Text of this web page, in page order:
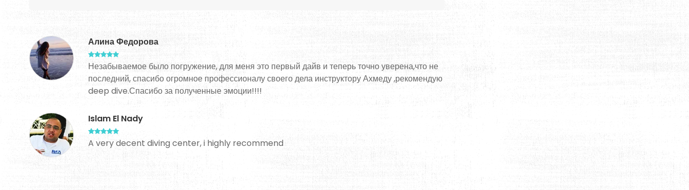
Алина Федорова
Незабываемое было погружение, для меня это первый дайв и теперь точно уверена,что не
последний, спасибо огромное профессионалу своего дела инструктору Ахмеду ,рекомендую
deep dive.Спасибо за полученные эмоции!!!!
Islam El Nady
A very decent diving center, i highly recommend